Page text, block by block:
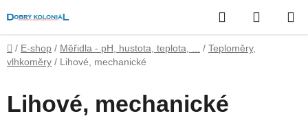
na
obsah
Hledat
KOŠÍK
Domů
/ E-shop / Měřidla - pH, hustota, teplota, ... / Teploměry,
vlhkoměry / Lihové, mechanické
Lihové, mechanické